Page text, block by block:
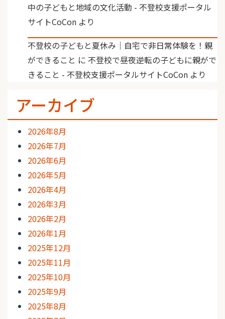
中の子どもと地域の文化活動 - 不登校支援ポータル
サイトCoCon より
不登校の子どもと夏休み｜自宅で非日常体験を！親
ができること に 不登校で昼夜逆転の子どもに親がで
きること - 不登校支援ポータルサイトCoCon より
アーカイブ
2026年8月
2026年7月
2026年6月
2026年5月
2026年4月
2026年3月
2026年2月
2026年1月
2025年12月
2025年11月
2025年10月
2025年9月
2025年8月